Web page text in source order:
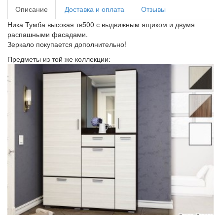
Описание Доставка и оплата
Отзывы
Ника Тумба высокая тв500 с выдвижным ящиком и двумя
распашными фасадами.
Зеркало покупается дополнительно!
Предметы из той же коллекции: